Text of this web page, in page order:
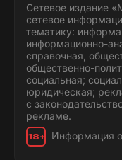
Сетевое издание
сетевое
тематику:
информационно-
справочная,
общественно-
социальная;
юридическая;
с
рекламе.
18+ Информация